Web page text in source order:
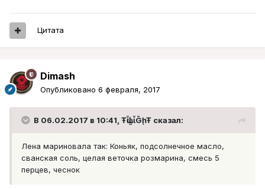
Цитата
Dimash
Опубликовано 6 февраля, 2017
В 06.02.2017 в 10:41, ŦᾡἷḶἷḠḩŦ сказал:
Лена мариновала так: Коньяк, подсолнечное масло,
сванская соль, целая веточка розмарина, смесь 5
перцев, чеснок